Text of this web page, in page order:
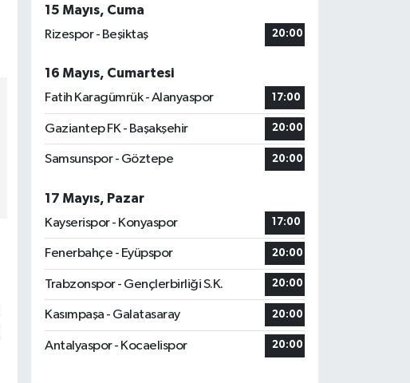
15 Mayıs, Cuma
Rizespor - Beşiktaş
20:00
16 Mayıs, Cumartesi
Fatih Karagümrük - Alanyaspor
17:00
Gaziantep FK - Başakşehir 20:00
Samsunspor - Göztepe 20:00
17 Mayıs, Pazar
Kayserispor - Konyaspor
17:00
Fenerbahçe - Eyüpspor 20:00
Trabzonspor - Gençlerbirliği S.K. 20:00
Kasımpaşa - Galatasaray 20:00
Antalyaspor - Kocaelispor 20:00